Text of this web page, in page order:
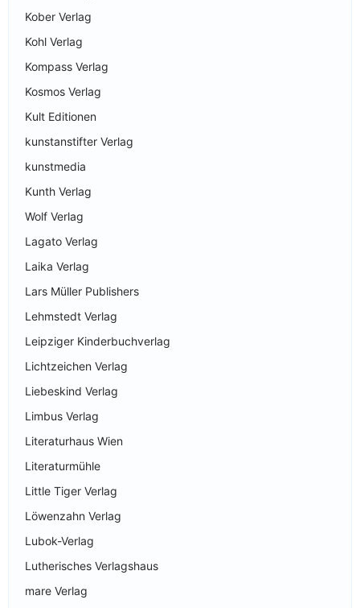
Kober Verlag
Kohl Verlag
Kompass Verlag
Kosmos Verlag
Kult Editionen
kunstanstifter Verlag
kunstmedia
Kunth Verlag
Wolf Verlag
Lagato Verlag
Laika Verlag
Lars Müller Publishers
Lehmstedt Verlag
Leipziger Kinderbuchverlag
Lichtzeichen Verlag
Liebeskind Verlag
Limbus Verlag
Literaturhaus Wien
Literaturmühle
Little Tiger Verlag
Löwenzahn Verlag
Lubok-Verlag
Lutherisches Verlagshaus
mare Verlag